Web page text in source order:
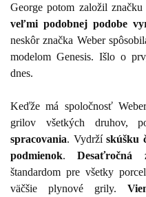
George potom založil
veľmi podobnej podobe
neskôr značka Weber
modelom Genesis. Išlo o
dnes.
Keďže má spoločnosť
grilov všetkých druhov,
spracovania. Vydrží skúšku
podmienok.Desaťročná
štandardom pre všetky
väčšie plynové grily.